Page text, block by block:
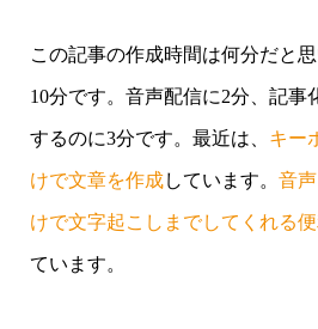
この記事の作成時間は何分だと
10分です。音声配信に2分、記事
するのに3分です。最近は、 キー
けで文章を作成しています。 音
けで文字起こしまでしてくれる
ています。